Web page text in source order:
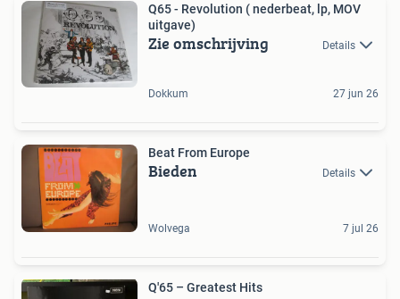
Q65 - Revolution ( nederbeat, lp, MOV
uitgave)
Zie omschrijving Details
Dokkum 27 jun 26
Beat From Europe
Bieden Details
Wolvega 7 jul 26
Q'65 ‎– Greatest Hits